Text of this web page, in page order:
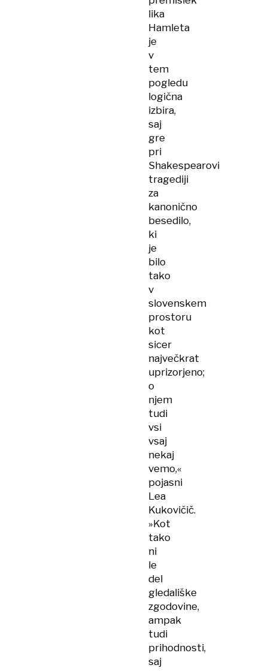
lika
Hamleta
je
v
tem
pogledu
logična
izbira,
saj
gre
pri
Shakespearovi
tragediji
za
kanonično
besedilo,
ki
je
bilo
tako
v
slovenskem
prostoru
kot
sicer
največkrat
uprizorjeno;
o
njem
tudi
vsi
vsaj
nekaj
vemo,«
pojasni
Lea
Kukovičič.
»Kot
tako
ni
le
del
gledališke
zgodovine,
ampak
tudi
prihodnosti,
saj